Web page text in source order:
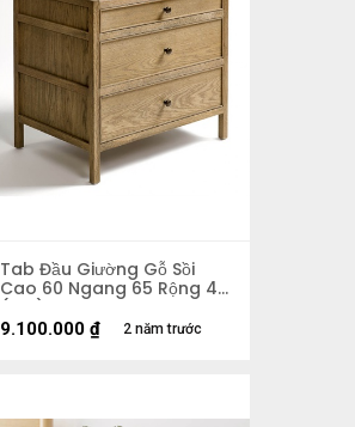
Tab Đầu Giường Gỗ Sồi
Cao 60 Ngang 65 Rộng 45
(cm)
2 năm trước
9.100.000 ₫